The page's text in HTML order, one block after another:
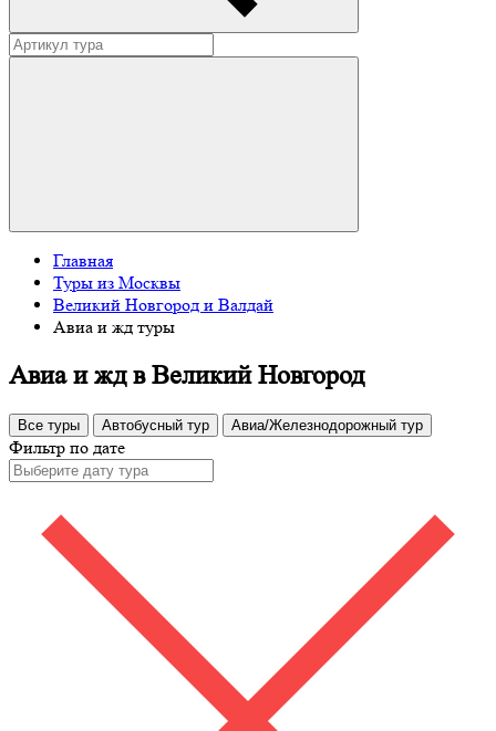
Главная
Туры из Москвы
Великий Новгород и Валдай
Авиа и жд туры
Авиа и жд в Великий Новгород
Все туры Автобусный тур Авиа/Железнодорожный тур
Фильтр по дате